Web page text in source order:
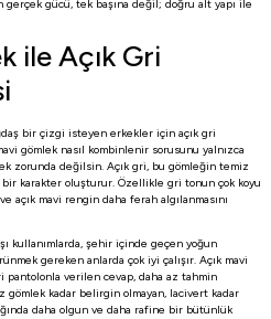
gücü, tek başına değil; doğru alt yapı ile
ile Açık Gri
bir çizgi isteyen erkekler için açık gri
gömlek nasıl kombinlenir sorusunu yalnızca
zorunda değilsin. Açık gri, bu gömleğin temiz
karakter oluşturur. Özellikle gri tonun çok koyu
açık mavi rengin daha ferah algılanmasını
kullanımlarda, şehir içinde geçen yoğun
gereken anlarda çok iyi çalışır. Açık mavi
pantolonla verilen cevap, daha az tahmin
gömlek kadar belirgin olmayan, lacivert kadar
daha olgun ve daha rafine bir bütünlük